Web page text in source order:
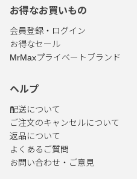
お得なお買いもの
会員登録・ログイン
お得なセール
MrMaxプライベートブランド
ヘルプ
配送について
ご注文のキャンセルについて
返品について
よくあるご質問
お問い合わせ・ご意見